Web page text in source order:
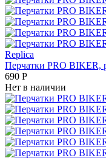
Replica
Перчатки PRO BIKER,
690 Р
Нет в наличии